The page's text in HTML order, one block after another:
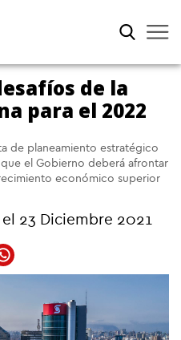
de la
para el 2022
de planeamiento estratégico
el Gobierno deberá afrontar
económico superior
el 23 Diciembre 2021